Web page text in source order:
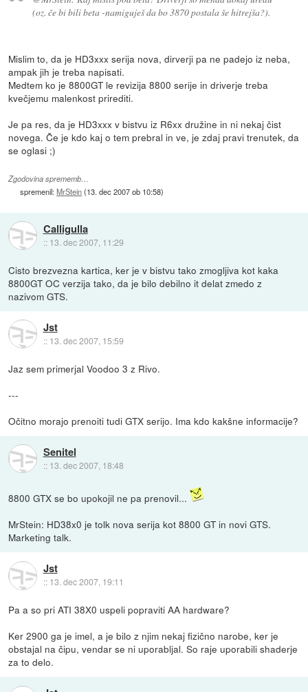
(oz. če bi bili beta -namiguješ da bo 3870 postala še hitrejša?).
Mislim to, da je HD3xxx serija nova, dirverji pa ne padejo iz neba,
ampak jih je treba napisati.
Medtem ko je 8800GT le revizija 8800 serije in driverje treba
kvečjemu malenkost prirediti.
Je pa res, da je HD3xxx v bistvu iz R6xx družine in ni nekaj čist
novega. Če je kdo kaj o tem prebral in ve, je zdaj pravi trenutek, da
se oglasi ;)
Zgodovina sprememb…
spremenil:MrStein(13. dec 2007 ob 10:58)
Calligulla
:: 13. dec 2007, 11:29
Cisto brezvezna kartica, ker je v bistvu tako zmogljiva kot kaka
8800GT OC verzija tako, da je bilo debilno it delat zmedo z
nazivom GTS.
Jst
:: 13. dec 2007, 15:59
Jaz sem primerjal Voodoo 3 z Rivo.
---
Očitno morajo prenoiti tudi GTX serijo. Ima kdo kakšne informacije?
Senitel
:: 13. dec 2007, 18:48
8800 GTX se bo upokojil ne pa prenovil...
MrStein: HD38x0 je tolk nova serija kot 8800 GT in novi GTS.
Marketing talk.
Jst
:: 13. dec 2007, 19:11
Pa a so pri ATI 38X0 uspeli popraviti AA hardware?
Ker 2900 ga je imel, a je bilo z njim nekaj fizično narobe, ker je
obstajal na čipu, vendar se ni uporabljal. So raje uporabili shaderje
za to delo.